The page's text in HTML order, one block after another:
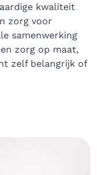
kwaliteit
zorg voor
samenwerking
zorg op maat,
zelf belangrijk of